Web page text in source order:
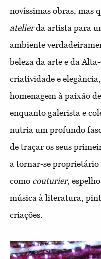
novíssimas obras, mas
atelierda artista para
ambiente
beleza da arte e da
criatividade e
homenagem à paixão
enquanto galerista e
nutria um profundo
de traçar os seus
a tornar-se proprietário
como couturier,
música à literatura,
criações.